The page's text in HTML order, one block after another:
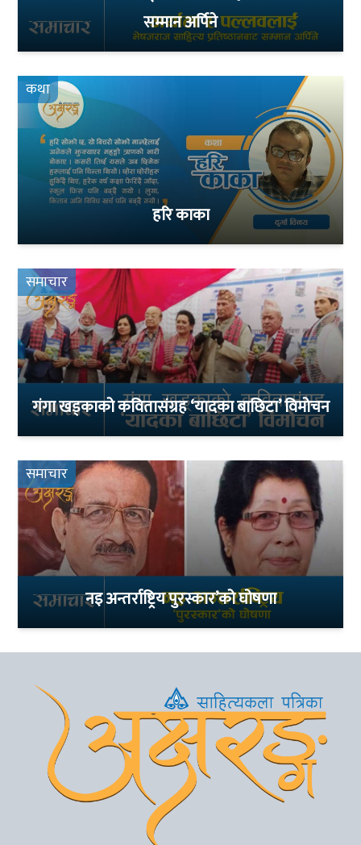
सम्मान अर्पिने
कथा
हरि काका
समाचार
गंगा खड्काको कवितासंग्रह ‘यादका बाछिटा’ विमोचन
समाचार
नइ अन्तर्राष्ट्रिय पुरस्कार’को घोषणा